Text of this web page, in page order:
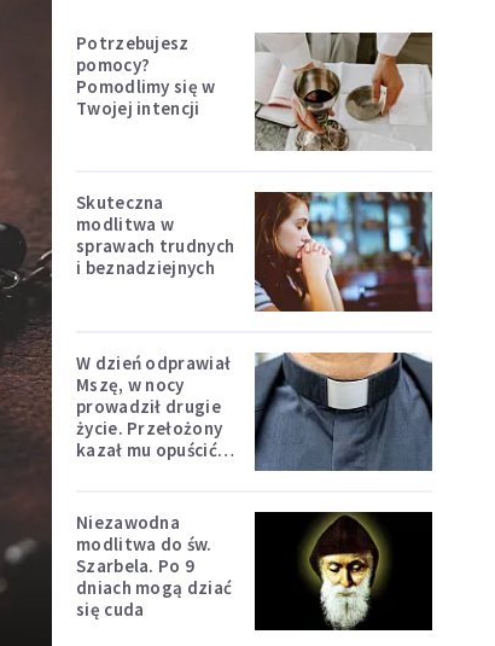
Potrzebujesz
pomocy?
Pomodlimy się w
Twojej intencji
Skuteczna
modlitwa w
sprawach trudnych
i beznadziejnych
W dzień odprawiał
Mszę, w nocy
prowadził drugie
życie. Przełożony
kazał mu opuścić
Niezawodna
modlitwa do św.
Szarbela. Po 9
dniach mogą dziać
się cuda